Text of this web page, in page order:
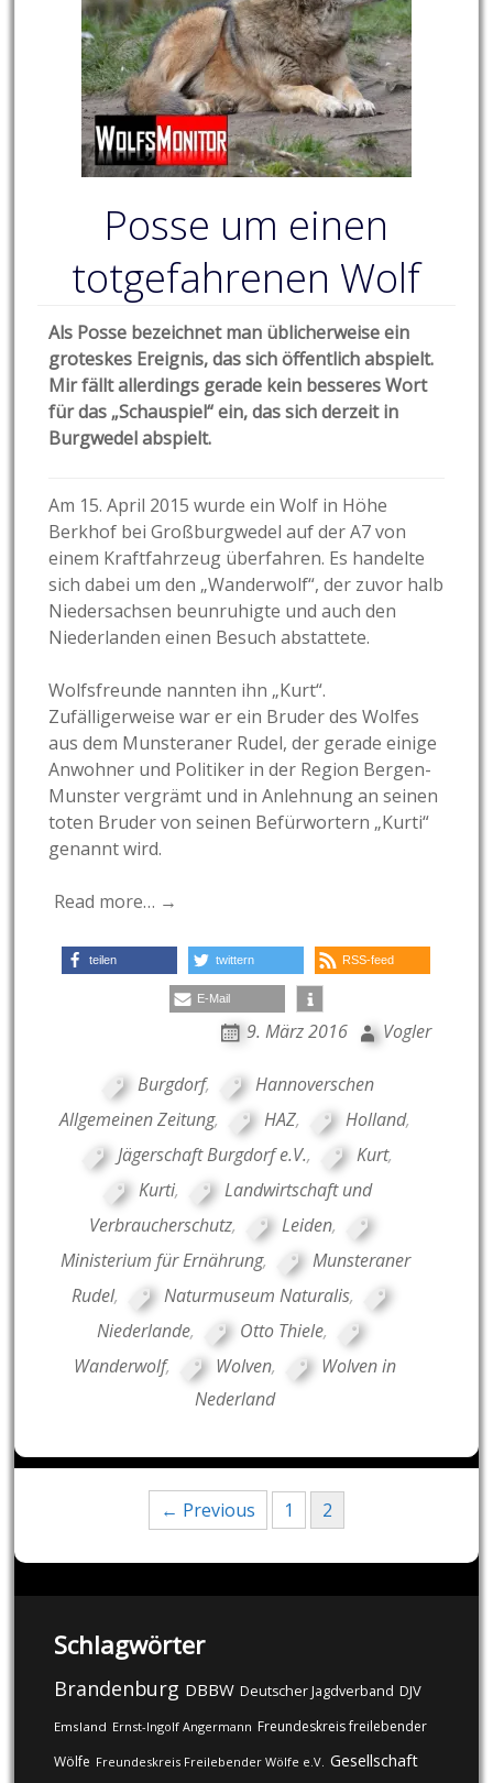
Posse um einen
totgefahrenen Wolf
Als Posse bezeichnet man üblicherweise ein
groteskes Ereignis, das sich öffentlich abspielt.
Mir fällt allerdings gerade kein besseres Wort
für das „Schauspiel“ ein, das sich derzeit in
Burgwedel abspielt.
Am 15. April 2015 wurde ein Wolf in Höhe
Berkhof bei Großburgwedel auf der A7 von
einem Kraftfahrzeug überfahren. Es handelte
sich dabei um den „Wanderwolf“, der zuvor halb
Niedersachsen beunruhigte und auch den
Niederlanden einen Besuch abstattete.
Wolfsfreunde nannten ihn „Kurt“.
Zufälligerweise war er ein Bruder des Wolfes
aus dem Munsteraner Rudel, der gerade einige
Anwohner und Politiker in der Region Bergen-
Munster vergrämt und in Anlehnung an seinen
toten Bruder von seinen Befürwortern „Kurti“
genannt wird.
Read more… →
teilen twittern RSS-feed
E-Mail
9. März 2016 Vogler
Burgdorf,
Hannoverschen
Allgemeinen Zeitung, HAZ, Holland,
Jägerschaft Burgdorf e.V., Kurt,
Kurti,
Landwirtschaft und
Verbraucherschutz, Leiden,
Ministerium für Ernährung,
Munsteraner
Rudel, Naturmuseum Naturalis,
Niederlande, Otto Thiele,
Wanderwolf, Wolven,
Wolven in
Nederland
navigation
← Previous 1 2
Schlagwörter
Brandenburg DBBW Deutscher Jagdverband DJV
Emsland Ernst-Ingolf Angermann Freundeskreis freilebender
Wölfe Freundeskreis Freilebender Wölfe e.V. Gesellschaft